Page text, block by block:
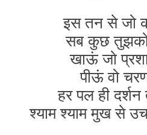
इस तन से जो
सब कुछ तुझको
खाऊं जो
पीऊं वो
हर पल ही दर्शन
श्याम श्याम मुख से